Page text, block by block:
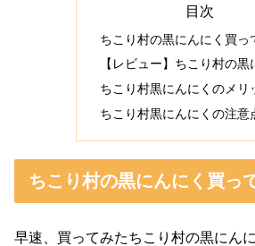
目次
ちこり村の黒にんにく買っ
【レビュー】ちこり村の黒
ちこり村黒にんにくのメリ
ちこり村黒にんにくの注意
ちこり村の黒にんにく買っ
早速、買ってみたちこり村の黒にん